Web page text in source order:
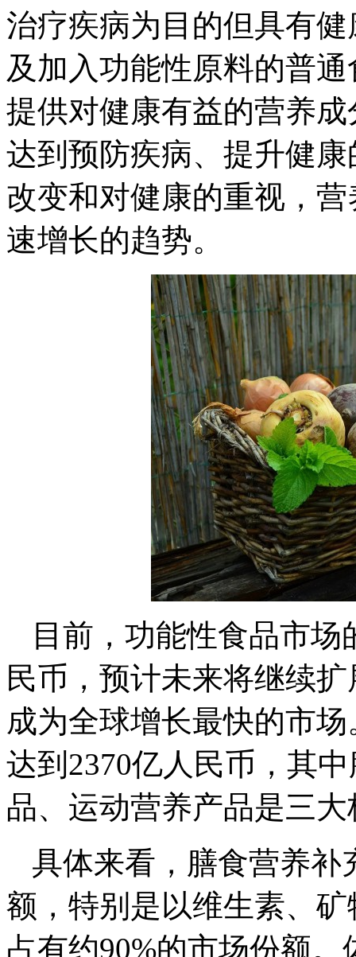
治疗疾病为目的但具有
及加入功能性原料的普
提供对健康有益的营养
达到预防疾病、提升健
改变和对健康的重视，
速增长的趋势。
目前，功能性食品市
民币，预计未来将继续
成为全球增长最快的市
达到2370亿人民币，其
品、运动营养产品是三
具体来看，膳食营养补
额，特别是以维生素、
占有约90%的市场份额